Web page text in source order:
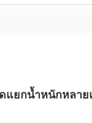
ดแยกน้ำหนักหลา